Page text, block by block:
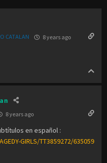
CATALAN 8 years ago
8 years ago
en español :
GIRLS/TT3859272/635059